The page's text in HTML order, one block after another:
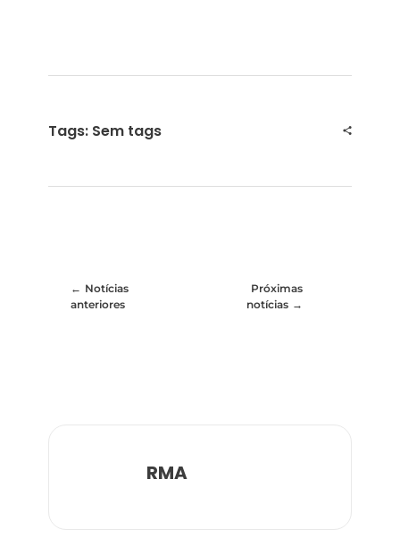
Tags: Sem tags
Notícias
anteriores
Próximas
notícias
RMA